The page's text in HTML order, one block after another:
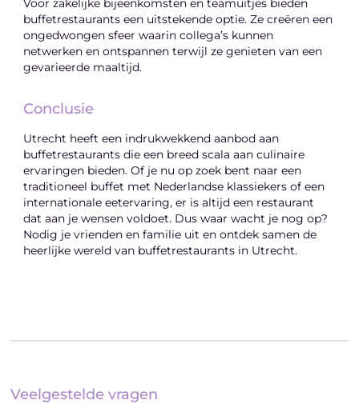
Voor zakelijke bijeenkomsten en teamuitjes bieden
buffetrestaurants een uitstekende optie. Ze creëren een
ongedwongen sfeer waarin collega’s kunnen
netwerken en ontspannen terwijl ze genieten van een
gevarieerde maaltijd.
Conclusie
Utrecht heeft een indrukwekkend aanbod aan
buffetrestaurants die een breed scala aan culinaire
ervaringen bieden. Of je nu op zoek bent naar een
traditioneel buffet met Nederlandse klassiekers of een
internationale eetervaring, er is altijd een restaurant
dat aan je wensen voldoet. Dus waar wacht je nog op?
Nodig je vrienden en familie uit en ontdek samen de
heerlijke wereld van buffetrestaurants in Utrecht.
Veelgestelde vragen